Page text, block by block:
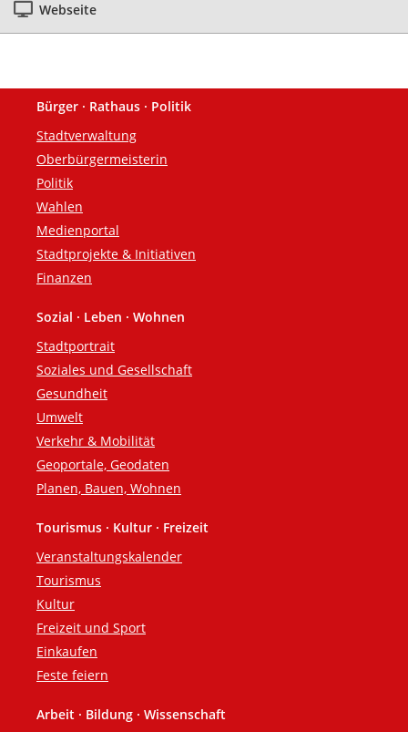
Webseite
Fußzeile
Bürger · Rathaus · Politik
Stadtverwaltung
Oberbürgermeisterin
Politik
Wahlen
Medienportal
Stadtprojekte & Initiativen
Finanzen
Sozial · Leben · Wohnen
Stadtportrait
Soziales und Gesellschaft
Gesundheit
Umwelt
Verkehr & Mobilität
Geoportale, Geodaten
Planen, Bauen, Wohnen
Tourismus · Kultur · Freizeit
Veranstaltungskalender
Tourismus
Kultur
Freizeit und Sport
Einkaufen
Feste feiern
Arbeit · Bildung · Wissenschaft